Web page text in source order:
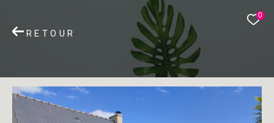
0
RETOUR